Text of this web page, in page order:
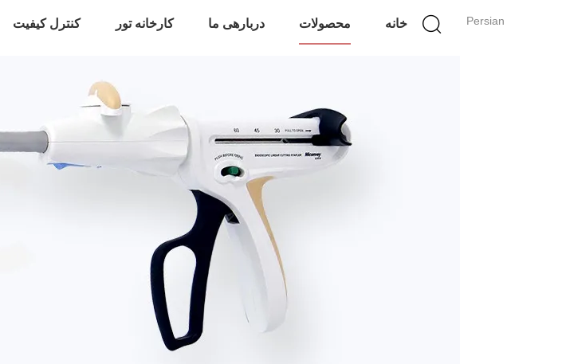
Persian خانه محصولات دربارهی ما کارخانه تور کنترل کیفیت